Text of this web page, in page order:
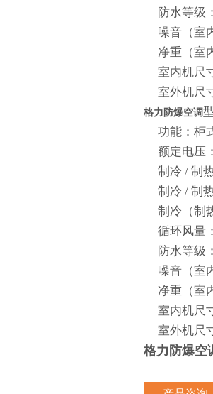
防水等级
噪音（室
净重（室
室内机尺
室外机尺
格力防爆空调
功能：柜
额定电压
制冷 / 制
制冷 / 制
制冷（制
循环风量
防水等级
噪音（室
净重（室
室内机尺
室外机尺
格力防爆空